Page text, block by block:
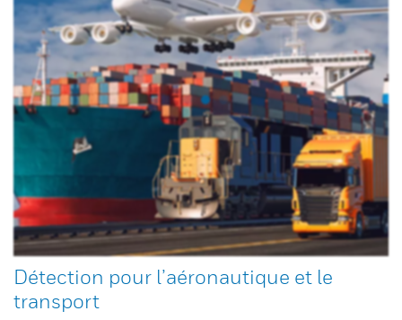
Détection pour l’aéronautique et le
transport